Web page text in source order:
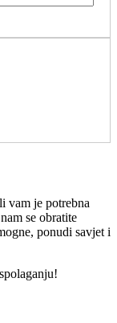
vam je potrebna
se obratite
ponudi savjet i